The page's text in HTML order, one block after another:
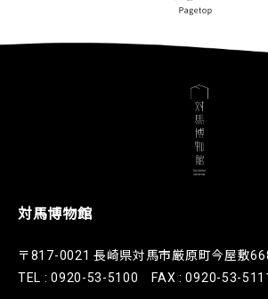
対馬博物館
〒817-0021 長崎県対馬市厳原町今屋敷
TEL : 0920-53-5100 FAX : 0920-53-